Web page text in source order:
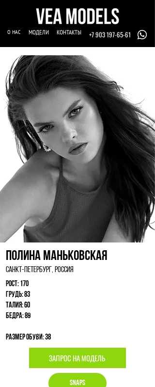
О НАС МОДЕЛИ КОНТАКТЫ +7 903 197-65-61
Полина Маньковская
Санкт-Петербург, Россия
Рост: 170
Грудь: 83
Талия: 60
Бедра: 89
Размер обуви: 38
ЗАПРОС НА МОДЕЛЬ
Snaps